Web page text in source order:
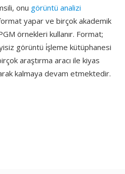
onu görüntü analizi
yapar ve birçok akademik
örnekleri kullanır. Format;
görüntü i̇şleme kütüphanesi
araştırma aracı ile kiyas
kalmaya devam etmektedir.